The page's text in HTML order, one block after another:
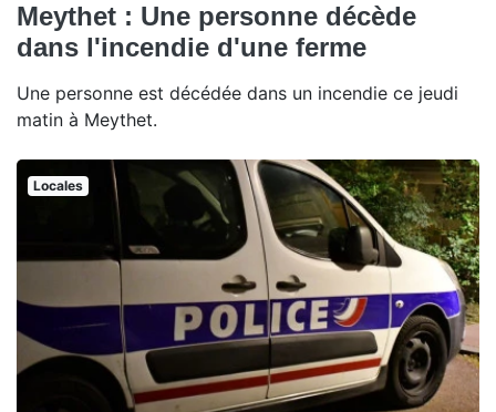
Meythet : Une personne décède
dans l'incendie d'une ferme
Une personne est décédée dans un incendie ce jeudi
matin à Meythet.
Locales